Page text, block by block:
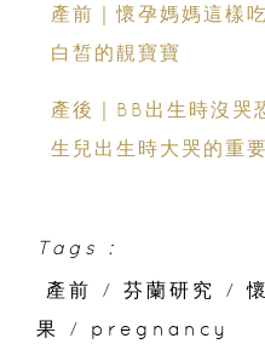
產前｜懷孕媽媽這樣
白皙的靚寶寶
產後｜BB出生時沒哭
生兒出生時大哭的重要
Tags :
產前
/ 芬蘭研究 /
果
/ pregnancy